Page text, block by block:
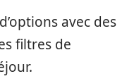
avec des
filtres de